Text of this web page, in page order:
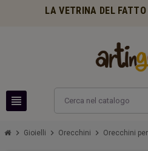
LA VETRINA DEL
view_headline
chevron_right Gioielli chevron_right Orecchini chevron_right Orecchini